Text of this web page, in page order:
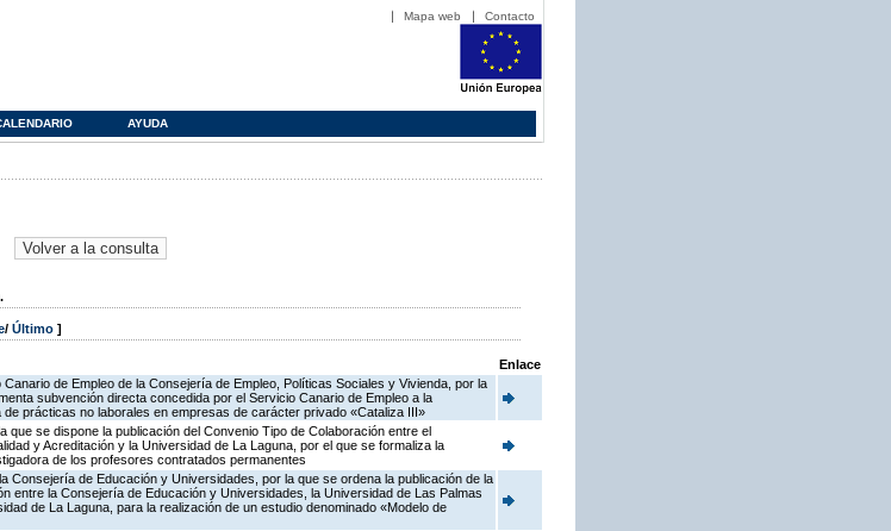
Mapa web Contacto
AYUDA
/ Último ]
Enlace
de Empleo de la Consejería de Empleo, Políticas Sociales y Vivienda, por la
subvención directa concedida por el Servicio Canario de Empleo a la
prácticas no laborales en empresas de carácter privado «Cataliza III»
se dispone la publicación del Convenio Tipo de Colaboración entre el
y Acreditación y la Universidad de La Laguna, por el que se formaliza la
de los profesores contratados permanentes
Consejería de Educación y Universidades, por la que se ordena la publicación de la
entre la Consejería de Educación y Universidades, la Universidad de Las Palmas
de La Laguna, para la realización de un estudio denominado «Modelo de